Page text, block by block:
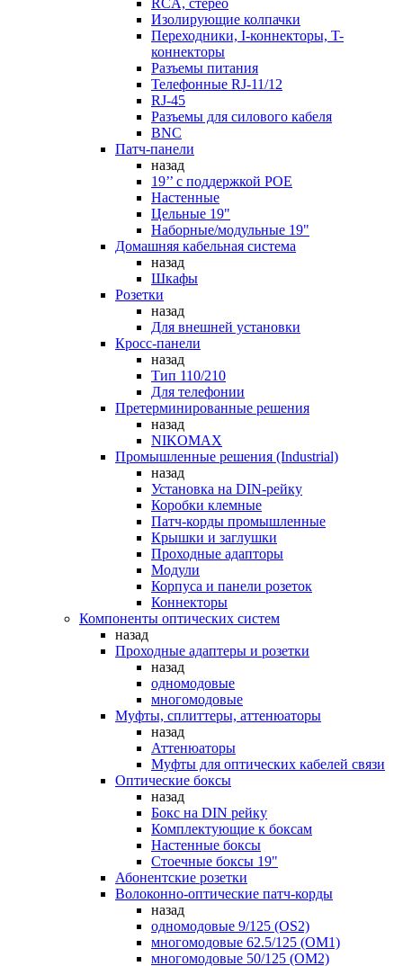
RCA, стерео
Изолирующие колпачки
Переходники, I-коннекторы, T-
коннекторы
Разъемы питания
Телефонные RJ-11/12
RJ-45
Разъемы для силового кабеля
BNC
Патч-панели
назад
19’’ с поддержкой POE
Настенные
Цельные 19"
Наборные/модульные 19"
Домашняя кабельная система
назад
Шкафы
Розетки
назад
Для внешней установки
Кросс-панели
назад
Тип 110/210
Для телефонии
Претерминированные решения
назад
NIKOMAX
Промышленные решения (Industrial)
назад
Установка на DIN-рейку
Коробки клемные
Патч-корды промышленные
Крышки и заглушки
Проходные адапторы
Модули
Корпуса и панели розеток
Коннекторы
Компоненты оптических систем
назад
Проходные адаптеры и розетки
назад
одномодовые
многомодовые
Муфты, сплиттеры, аттенюаторы
назад
Аттенюаторы
Муфты для оптических кабелей связи
Оптические боксы
назад
Бокс на DIN рейку
Комплектующие к боксам
Настенные боксы
Стоечные боксы 19"
Абонентские розетки
Волоконно-оптические патч-корды
назад
одномодовые 9/125 (OS2)
многомодовые 62.5/125 (OM1)
многомодовые 50/125 (OM2)